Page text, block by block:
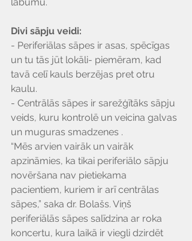
labumu.
Divi sāpju veidi:
- Periferiālas sāpes ir asas, spēcīgas
un tu tās jūt lokāli- piemēram, kad
tavā celī kauls berzējas pret otru
kaulu.
- Centrālās sāpes ir sarežģītāks sāpju
veids, kuru kontrolē un veicina galvas
un muguras smadzenes .
“Mēs arvien vairāk un vairāk
apzināmies, ka tikai periferiālo sāpju
novēršana nav pietiekama
pacientiem, kuriem ir arī centrālas
sāpes,” saka dr. Bolašs. Viņš
periferiālās sāpes salīdzina ar roka
koncertu, kura laikā ir viegli dzirdēt